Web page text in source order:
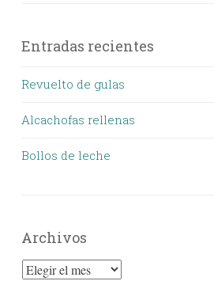
Entradas recientes
Revuelto de gulas
Alcachofas rellenas
Bollos de leche
Archivos
Archivos